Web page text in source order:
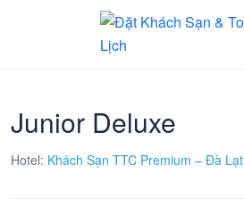
Junior Deluxe
Hotel: Khách Sạn TTC Premium – Đà Lạt